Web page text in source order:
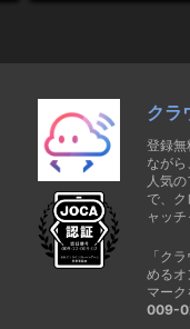
クラ
登録無
なが
人気
で、
ャッチ
「ク
めるオ
マーク
009-